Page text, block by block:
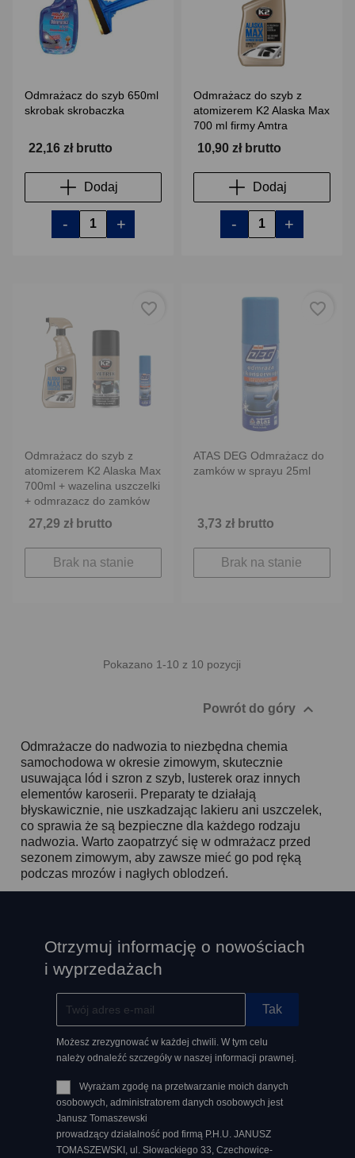
Odmrażacz do szyb 650ml
skrobak skrobaczka
22,16 zł brutto
Dodaj
- +
Odmrażacz do szyb z
atomizerem K2 Alaska Max
700 ml firmy Amtra
10,90 zł brutto
Dodaj
- +
Odmrażacz do szyb z
atomizerem K2 Alaska Max
700ml + wazelina uszczelki
+ odmrazacz do zamków
27,29 zł brutto
Brak na stanie
favorite_border
ATAS DEG Odmrażacz do
zamków w sprayu 25ml
3,73 zł brutto
Brak na stanie
favorite_border
Pokazano 1-10 z 10 pozycji
Powrót do góry 
Odmrażacze do nadwozia to niezbędna chemia
samochodowa w okresie zimowym, skutecznie
usuwająca lód i szron z szyb, lusterek oraz innych
elementów karoserii. Preparaty te działają
błyskawicznie, nie uszkadzając lakieru ani uszczelek,
co sprawia że są bezpieczne dla każdego rodzaju
nadwozia. Warto zaopatrzyć się w odmrażacz przed
sezonem zimowym, aby zawsze mieć go pod ręką
podczas mrozów i nagłych oblodzeń.
Otrzymuj informację o nowościach
i wyprzedażach
Możesz zrezygnować w każdej chwili. W tym celu
należy odnaleźć szczegóły w naszej informacji prawnej.
Wyrażam zgodę na przetwarzanie moich danych
osobowych, administratorem danych osobowych jest
Janusz Tomaszewski
prowadzący działalność pod firmą P.H.U. JANUSZ
TOMASZEWSKI, ul. Słowackiego 33, Czechowice-